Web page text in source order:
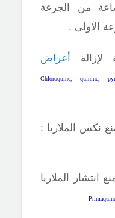
والاخيرة بعد 24ساعة من الجرعة
الاولى .
لإزالة
أعراض
Chloroquine, quinine,
نكس الملاريا :
انتشار الملاريا